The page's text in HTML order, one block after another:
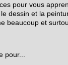
pour vous
dessin et la
beaucoup et